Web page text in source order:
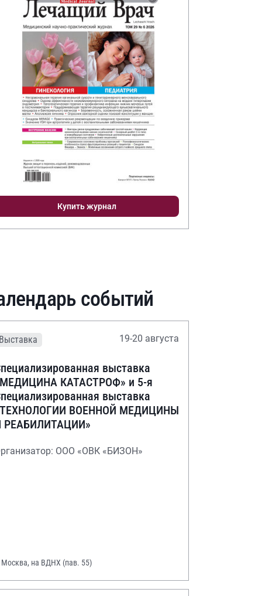
Купить журнал
событий
Выставка 19-20 августа
выставка
КАТАСТРОФ» и 5-я
выставка
ВОЕННОЙ МЕДИЦИНЫ
РЕАБИЛИТАЦИИ»
ООО «ОВК «БИЗОН»
Москва, на ВДНХ (пав. 55)